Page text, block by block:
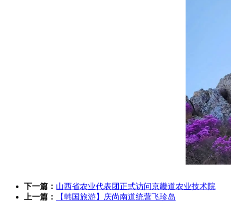
下一篇： 山西省农业代表团正式访问京畿道农业技术院
上一篇：
【韩国旅游】庆尚南道统营飞珍岛